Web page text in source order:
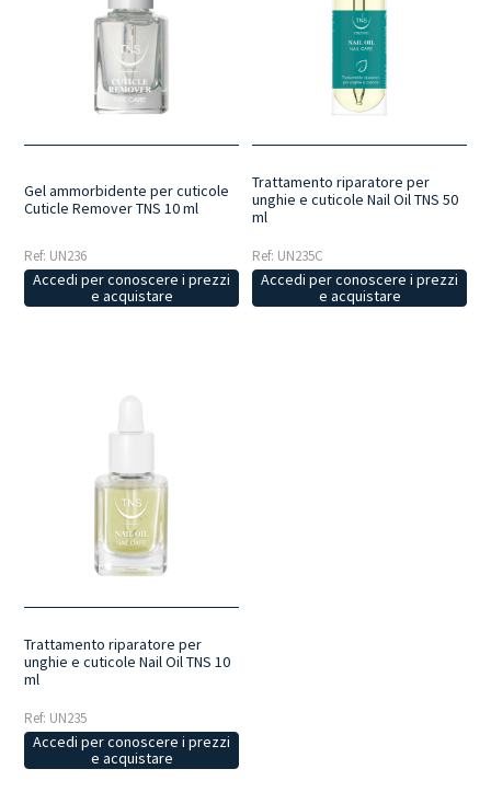
Gel ammorbidente per cuticole
Cuticle Remover TNS 10 ml
Ref: UN236
Accedi per conoscere i prezzi
e acquistare
Trattamento riparatore per
unghie e cuticole Nail Oil TNS 50
ml
Ref: UN235C
Accedi per conoscere i prezzi
e acquistare
Trattamento riparatore per
unghie e cuticole Nail Oil TNS 10
ml
Ref: UN235
Accedi per conoscere i prezzi
e acquistare